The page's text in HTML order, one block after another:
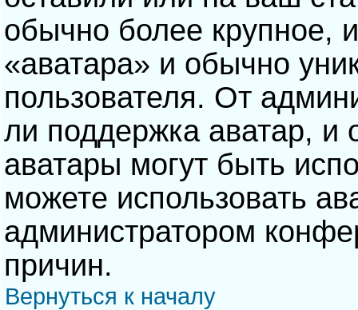
обычно более крупное,
«аватара» и обычно
пользователя. От
ли поддержка аватар, и
аватары могут быть
можете использовать
администратором
причин.
Вернуться к началу